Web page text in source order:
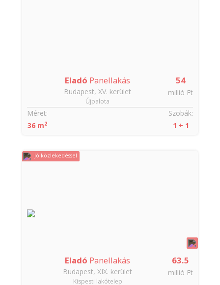
54
millió Ft
Eladó Panellakás
Budapest, XV. kerület
Újpalota
Szobák:
1 + 1
Méret:
36 m2
Jó közlekedéssel
63.5
millió Ft
Eladó Panellakás
Budapest, XIX. kerület
Kispesti lakótelep